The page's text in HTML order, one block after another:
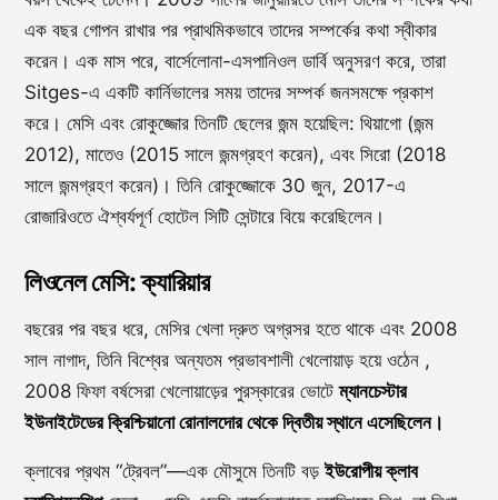
এক বছর গোপন রাখার পর প্রাথমিকভাবে তাদের সম্পর্কের কথা স্বীকার
করেন। এক মাস পরে, বার্সেলোনা-এসপানিওল ডার্বি অনুসরণ করে, তারা
Sitges-এ একটি কার্নিভালের সময় তাদের সম্পর্ক জনসমক্ষে প্রকাশ
করে। মেসি এবং রোকুজ্জোর তিনটি ছেলের জন্ম হয়েছিল: থিয়াগো (জন্ম
2012), মাতেও (2015 সালে জন্মগ্রহণ করেন), এবং সিরো (2018
সালে জন্মগ্রহণ করেন)। তিনি রোকুজ্জোকে 30 জুন, 2017-এ
রোজারিওতে ঐশ্বর্যপূর্ণ হোটেল সিটি সেন্টারে বিয়ে করেছিলেন।
লিওনেল মেসি: ক্যারিয়ার
বছরের পর বছর ধরে, মেসির খেলা দ্রুত অগ্রসর হতে থাকে এবং 2008
সাল নাগাদ, তিনি বিশ্বের অন্যতম প্রভাবশালী খেলোয়াড় হয়ে ওঠেন ,
2008 ফিফা বর্ষসেরা খেলোয়াড়ের পুরস্কারের ভোটেম্যানচেস্টার
ইউনাইটেডের ক্রিশ্চিয়ানো রোনালদোর থেকে দ্বিতীয় স্থানে এসেছিলেন।
ক্লাবের প্রথম “ট্রেবল”—এক মৌসুমে তিনটি বড়ইউরোপীয় ক্লাব